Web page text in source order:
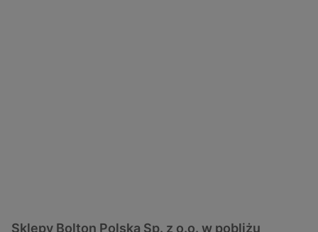
Sklepy Bolton Polska Sp. z o.o. w pobliżu